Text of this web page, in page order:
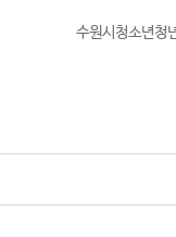
수원시청소년청